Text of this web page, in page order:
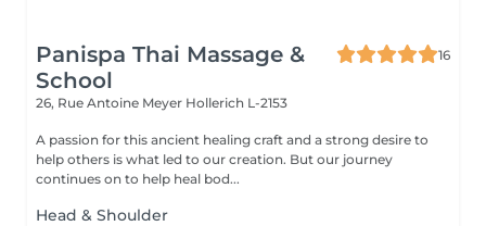
Panispa Thai Massage &
School
16
26, Rue Antoine Meyer Hollerich L-2153
A passion for this ancient healing craft and a strong desire to
help others is what led to our creation. But our journey
continues on to help heal bod...
Head & Shoulder